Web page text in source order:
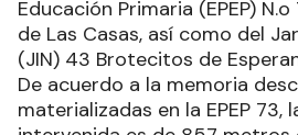
Educación Primaria (EPEP)
de Las Casas, así como del
(JIN) 43 Brotecitos de
De acuerdo a la memoria
materializadas en la EPEP